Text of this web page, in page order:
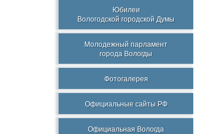
Юбилеи
Вологодской городской Думы
Молодежный парламент
города Вологды
Фотогалерея
Официальные сайты РФ
Официальная Вологда